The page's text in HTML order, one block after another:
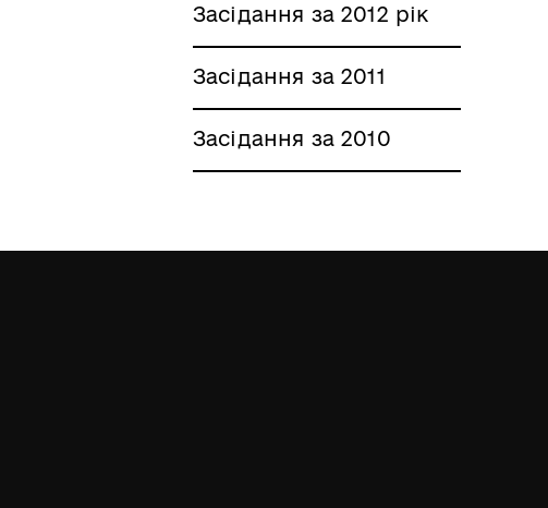
Засідання за 2012 рік
Засідання за 2011
Засідання за 2010